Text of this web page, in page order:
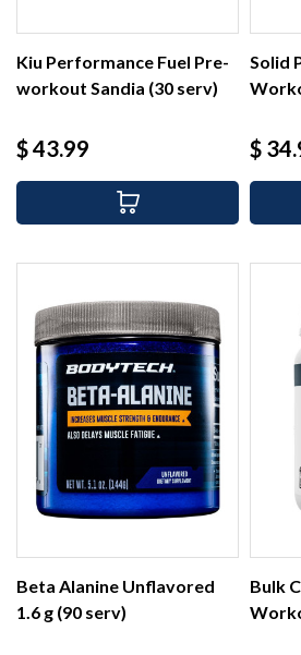
Kiu Performance Fuel Pre-
workout Sandia (30 serv)
Precio
$ 43.99
Solid
$
Beta Alanine Unflavored
1.6 g (90 serv)
Bulk